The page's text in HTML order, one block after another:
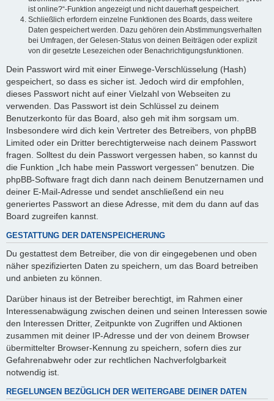
ist online?“-Funktion angezeigt und nicht dauerhaft gespeichert.
Schließlich erfordern einzelne Funktionen des Boards, dass weitere
Daten gespeichert werden. Dazu gehören dein Abstimmungsverhalten
bei Umfragen, der Gelesen-Status von deinen Beiträgen oder explizit
von dir gesetzte Lesezeichen oder Benachrichtigungsfunktionen.
Dein Passwort wird mit einer Einwege-Verschlüsselung (Hash)
gespeichert, so dass es sicher ist. Jedoch wird dir empfohlen,
dieses Passwort nicht auf einer Vielzahl von Webseiten zu
verwenden. Das Passwort ist dein Schlüssel zu deinem
Benutzerkonto für das Board, also geh mit ihm sorgsam um.
Insbesondere wird dich kein Vertreter des Betreibers, von phpBB
Limited oder ein Dritter berechtigterweise nach deinem Passwort
fragen. Solltest du dein Passwort vergessen haben, so kannst du
die Funktion „Ich habe mein Passwort vergessen“ benutzen. Die
phpBB-Software fragt dich dann nach deinem Benutzernamen und
deiner E-Mail-Adresse und sendet anschließend ein neu
generiertes Passwort an diese Adresse, mit dem du dann auf das
Board zugreifen kannst.
GESTATTUNG DER DATENSPEICHERUNG
Du gestattest dem Betreiber, die von dir eingegebenen und oben
näher spezifizierten Daten zu speichern, um das Board betreiben
und anbieten zu können.
Darüber hinaus ist der Betreiber berechtigt, im Rahmen einer
Interessenabwägung zwischen deinen und seinen Interessen sowie
den Interessen Dritter, Zeitpunkte von Zugriffen und Aktionen
zusammen mit deiner IP-Adresse und der von deinem Browser
übermittelter Browser-Kennung zu speichern, sofern dies zur
Gefahrenabwehr oder zur rechtlichen Nachverfolgbarkeit
notwendig ist.
REGELUNGEN BEZÜGLICH DER WEITERGABE DEINER DATEN